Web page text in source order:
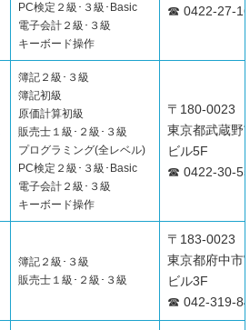
PC検定２級･３級･Basic
電子会計２級･３級
キーボード操作
☎ 0422-27-
簿記２級･３級
簿記初級
原価計算初級
販売士１級･２級･３級
プログラミング(全レベル)
PC検定２級･３級･Basic
電子会計２級･３級
キーボード操作
〒180-0023
東京都武蔵野
ビル5F
☎ 0422-30-
簿記２級･３級
販売士１級･２級･３級
〒183-0023
東京都府中
ビル3F
☎ 042-319-